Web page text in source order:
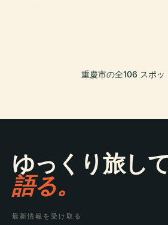
重慶市の全106 スポッ
ゆっくり旅して
語る。
最新情報を受け取る